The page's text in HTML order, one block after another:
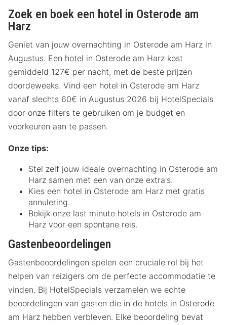
Zoek en boek een hotel in Osterode am
Harz
Geniet van jouw overnachting in Osterode am Harz in
Augustus. Een hotel in Osterode am Harz kost
gemiddeld 127€ per nacht, met de beste prijzen
doordeweeks. Vind een hotel in Osterode am Harz
vanaf slechts 60€ in Augustus 2026 bij HotelSpecials
door onze filters te gebruiken om je budget en
voorkeuren aan te passen.
Onze tips:
Stel zelf jouw ideale overnachting in Osterode am
Harz samen met een van onze extra's.
Kies een hotel in Osterode am Harz met gratis
annulering.
Bekijk onze last minute hotels in Osterode am
Harz voor een spontane reis.
Gastenbeoordelingen
Gastenbeoordelingen spelen een cruciale rol bij het
helpen van reizigers om de perfecte accommodatie te
vinden. Bij HotelSpecials verzamelen we echte
beoordelingen van gasten die in de hotels in Osterode
am Harz hebben verbleven. Elke beoordeling bevat